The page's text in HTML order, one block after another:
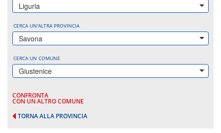
Liguria
CERCA UN'ALTRA PROVINCIA
Savona
CERCA UN COMUNE
Giustenice
CONFRONTA
CON UN ALTRO COMUNE
TORNA ALLA PROVINCIA